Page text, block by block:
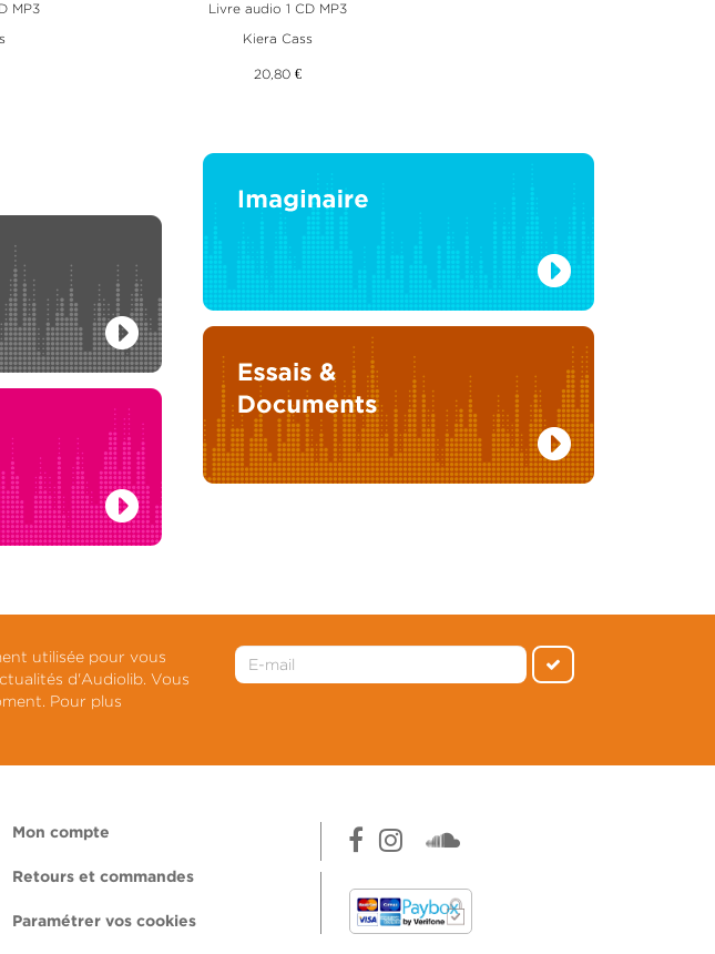
MP3 Livre audio 1 CD MP3
Kiera Cass
20,80 €
utilisée pour vous
d'Audiolib. Vous
Pour plus
Mon compte
Retours et commandes
Paramétrer vos cookies